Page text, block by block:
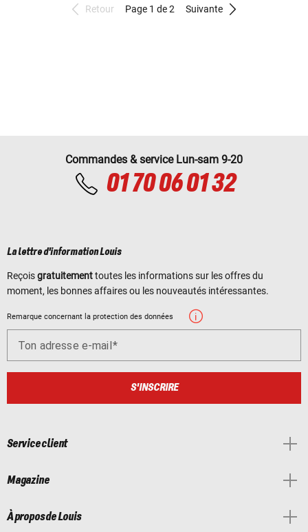
Retour Page 1 de 2 Suivante
Commandes & service Lun-sam 9-20
01 70 06 01 32
La lettre d'information Louis
Reçoisgratuitementtoutes les informations sur les offres du
moment, les bonnes affaires ou les nouveautés intéressantes.
Remarque concernant la protection des données
Ton adresse e-mail
S'INSCRIRE
Service client
Magazine
À propos de Louis